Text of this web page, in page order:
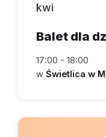
kwi
Balet dla
17:00 - 18:00
w Świetlica w